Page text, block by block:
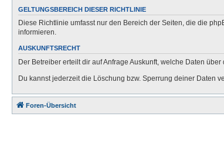
GELTUNGSBEREICH DIESER RICHTLINIE
Diese Richtlinie umfasst nur den Bereich der Seiten, die die
informieren.
AUSKUNFTSRECHT
Der Betreiber erteilt dir auf Anfrage Auskunft, welche Daten über
Du kannst jederzeit die Löschung bzw. Sperrung deiner Daten
Foren-Übersicht